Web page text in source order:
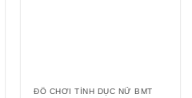
ĐỒ CHƠI TÌNH DỤC NỮ BMT